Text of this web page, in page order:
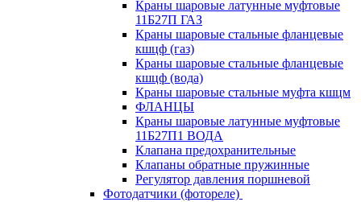
Краны шаровые латунные муфтовые
11Б27П ГАЗ
Краны шаровые стальные фланцевые
кшцф (газ)
Краны шаровые стальные фланцевые
кшцф (вода)
Краны шаровые стальные муфта кшцм
ФЛАНЦЫ
Краны шаровые латунные муфтовые
11Б27П1 ВОДА
Клапана предохранительные
Клапаны обратные пружинные
Регулятор давления поршневой
Фотодатчики (фотореле)